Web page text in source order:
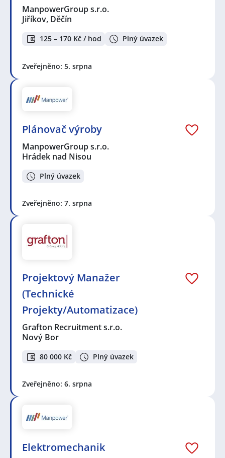
ManpowerGroup s.r.o.
Jiříkov, Děčín
125 – 170 Kč / hod Plný úvazek
Zveřejněno: 5. srpna
Plánovač výroby
ManpowerGroup s.r.o.
Hrádek nad Nisou
Plný úvazek
Zveřejněno: 7. srpna
Projektový Manažer
(Technické
Projekty/Automatizace)
Grafton Recruitment s.r.o.
Nový Bor
80 000 Kč Plný úvazek
Zveřejněno: 6. srpna
Elektromechanik